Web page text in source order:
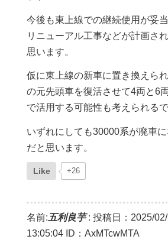
今後も東上線での継続使用が妥
リニューアル工事などが計画さ
思います。
仮に東上線の新車に置き換えら
の元先頭車を復活させて4両と6
で活用する可能性も考えられるで
いずれにしても30000系が廃車
だと思います。
Like +26
名前: 五利良芋: 投稿日：2025/
13:05:04 ID：AxMTcwMTA